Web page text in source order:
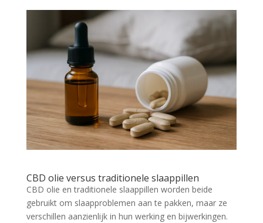
CBD olie versus traditionele slaappillen
CBD olie en traditionele slaappillen worden beide
gebruikt om slaapproblemen aan te pakken, maar ze
verschillen aanzienlijk in hun werking en bijwerkingen.